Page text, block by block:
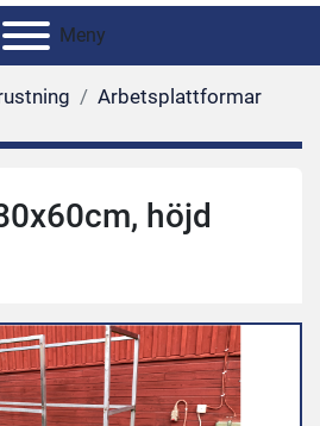
Meny
Arbetsplattformar
höjd